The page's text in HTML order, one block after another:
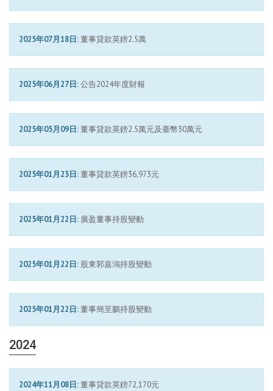
2025年07月18日:董事貸款英鎊2.5萬
2025年06月27日:公告2024年度財報
2025年05月09日:董事貸款英鎊2.5萬元及臺幣30萬元
2025年01月23日:董事貸款英鎊36,973元
2025年01月22日: 廣盈董事持股變動
2025年01月22日: 股東郭嘉鴻持股變動
2025年01月22日:董事簡至鵬持股變動
2024
2024年11月08日:董事貸款英鎊72,170元